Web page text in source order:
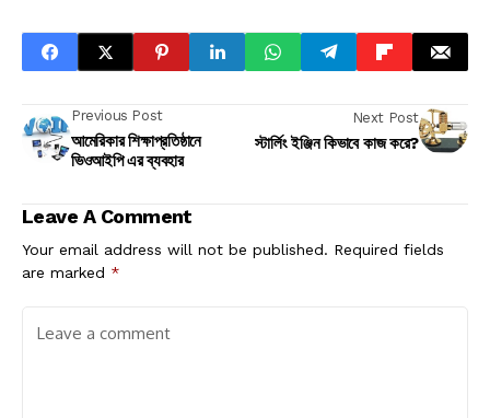
Previous Post
আমেরিকার শিক্ষাপ্রতিষ্ঠানে
ভিওআইপি এর ব্যবহার
Next Post
স্টার্লিং ইঞ্জিন কিভাবে কাজ করে?
Leave A Comment
Your email address will not be published. Required fields
are marked *